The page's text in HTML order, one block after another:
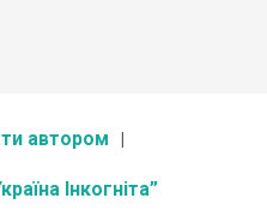
автором
Інкогніта”